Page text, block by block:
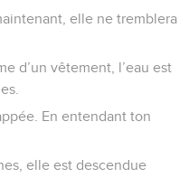
elle ne tremblera
d’un vêtement, l’eau est
En entendant ton
elle est descendue